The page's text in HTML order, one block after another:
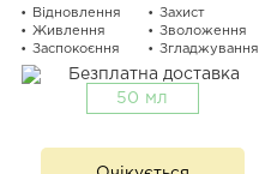
Відновлення
Живлення
Заспокоєння
Захист
Зволоження
Згладжування
50 мл